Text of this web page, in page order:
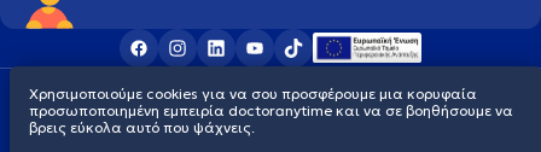
Οροι χρήσηςCookiesΠολιτική προστασίας προσωπικού απορρήτου
© 2026 doctoranytime
Χρησιμοποιούμε cookies για να σου προσφέρουμε μια κορυφαία
προσωποποιημένη εμπειρία doctoranytime και να σε βοηθήσουμε να
βρεις εύκολα αυτό που ψάχνεις.